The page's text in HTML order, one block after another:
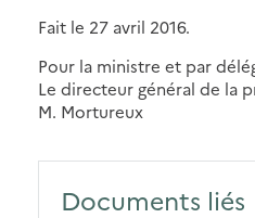
Fait le 27 avril 2016.
Pour la ministre et par
Le directeur général de la
M. Mortureux
Documents liés